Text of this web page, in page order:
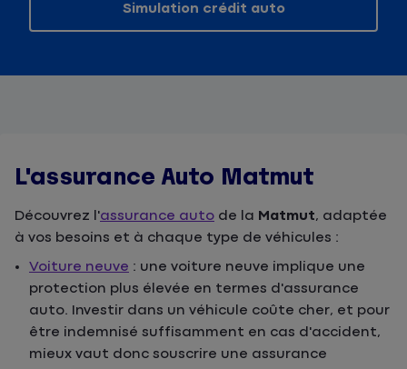
Simulation crédit auto
L'assurance Auto Matmut
Découvrez l'assurance auto de la Matmut, adaptée
à vos besoins et à chaque type de véhicules :
Voiture neuve : une voiture neuve implique une
protection plus élevée en termes d'assurance
auto. Investir dans un véhicule coûte cher, et pour
être indemnisé suffisamment en cas d'accident,
mieux vaut donc souscrire une assurance